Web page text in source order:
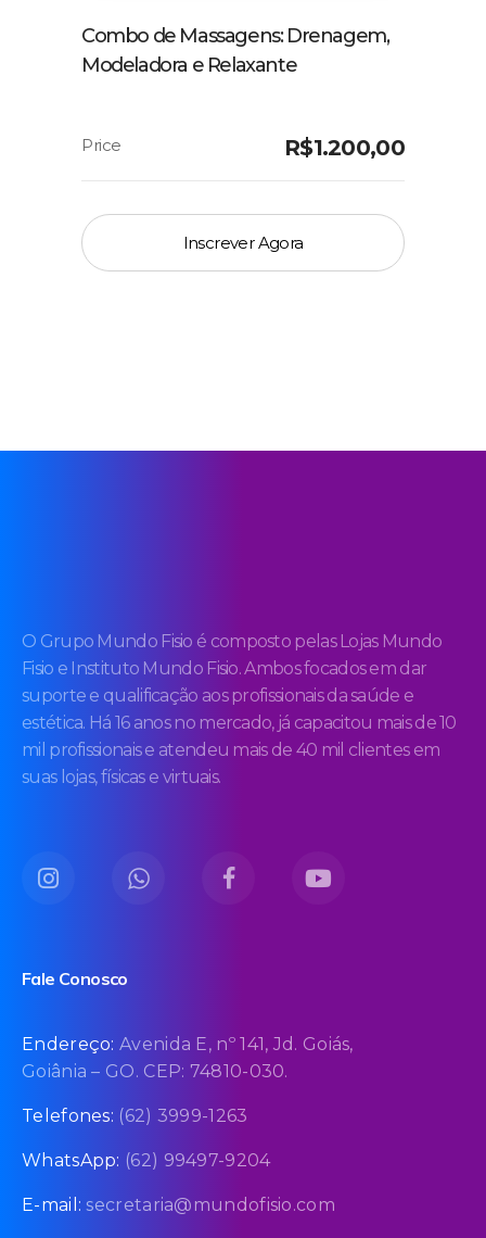
Combo de Massagens: Drenagem,
Modeladora e Relaxante
R$1.200,00
Inscrever Agora
O Grupo Mundo Fisio é composto pelas Lojas Mundo
Fisio e Instituto Mundo Fisio. Ambos focados em dar
suporte e qualificação aos profissionais da saúde e
estética. Há 16 anos no mercado, já capacitou mais de 10
mil profissionais e atendeu mais de 40 mil clientes em
suas lojas, físicas e virtuais.
Fale Conosco
Endereço:Avenida E, nº 141, Jd. Goiás,
Goiânia – GO. CEP: 74810-030.
Telefones: (62) 3999-1263
WhatsApp: (62) 99497-9204
E-mail: secretaria@mundofisio.com